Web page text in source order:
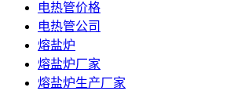
电热管价格
电热管公司
熔盐炉
熔盐炉厂家
熔盐炉生产厂家